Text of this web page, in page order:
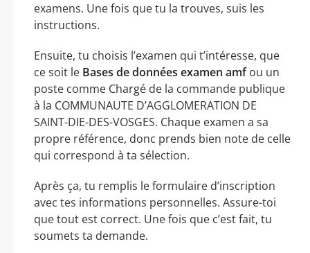
examens. Une fois que tu la trouves, suis les
instructions.
Ensuite, tu choisis l’examen qui t’intéresse, que
ce soit le Bases de données examen amfou un
poste comme Chargé de la commande publique
à la COMMUNAUTE D’AGGLOMERATION DE
SAINT-DIE-DES-VOSGES. Chaque examen a sa
propre référence, donc prends bien note de celle
qui correspond à ta sélection.
Après ça, tu remplis le formulaire d’inscription
avec tes informations personnelles. Assure-toi
que tout est correct. Une fois que c’est fait, tu
soumets ta demande.